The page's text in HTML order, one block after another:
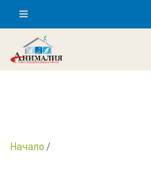
Начало /